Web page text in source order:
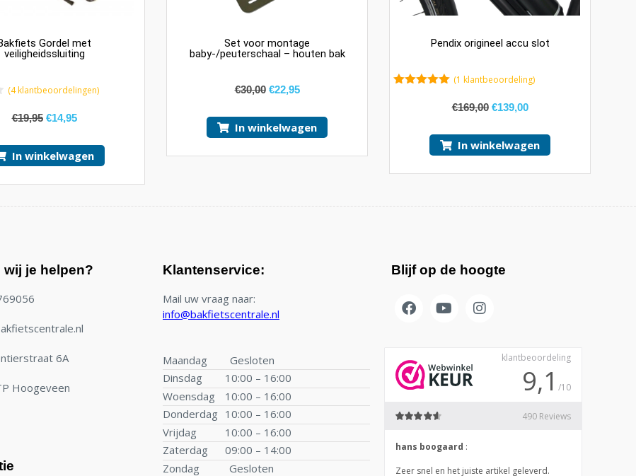
Gordel met
veiligheidssluiting
(4klantbeoordelingen)
€19,95 €14,95
In winkelwagen
Set voor montage
baby-/peuterschaal – houten bak
€30,00 €22,95
In winkelwagen
Pendix origineel accu slot
(1 klantbeoordeling)
€169,00 €139,00
In winkelwagen
wij je helpen?
6A
Hoogeveen
Klantenservice:
Mail uw vraag naar:
info@bakfietscentrale.nl
Maandag
Gesloten
Dinsdag
10:00 – 16:00
Woensdag
10:00 – 16:00
Donderdag 10:00 – 16:00
Vrijdag
10:00 – 16:00
Zaterdag
09:00 – 14:00
Zondag
Gesloten
Blijf op de hoogte